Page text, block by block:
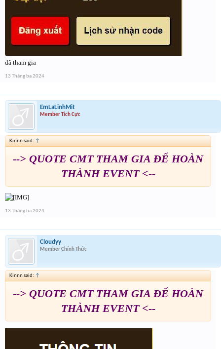
đã tham gia
13 Tháng ba 2024
EmLaLinhMit
Member Tích Cực
Kinnn said: ↑
--> QUOTE CMT THAM GIA ĐỂ HOÀN
THÀNH EVENT <--
13 Tháng ba 2024
Cloudyy
Member Chính Thức
Kinnn said: ↑
--> QUOTE CMT THAM GIA ĐỂ HOÀN
THÀNH EVENT <--